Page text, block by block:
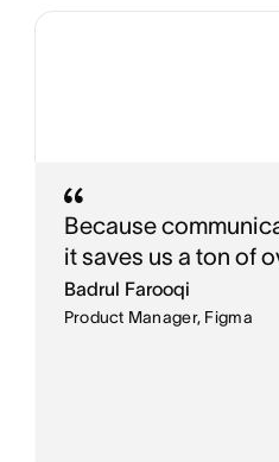
Because
it saves us a ton of
Badrul Farooqi
Product Manager, Figma